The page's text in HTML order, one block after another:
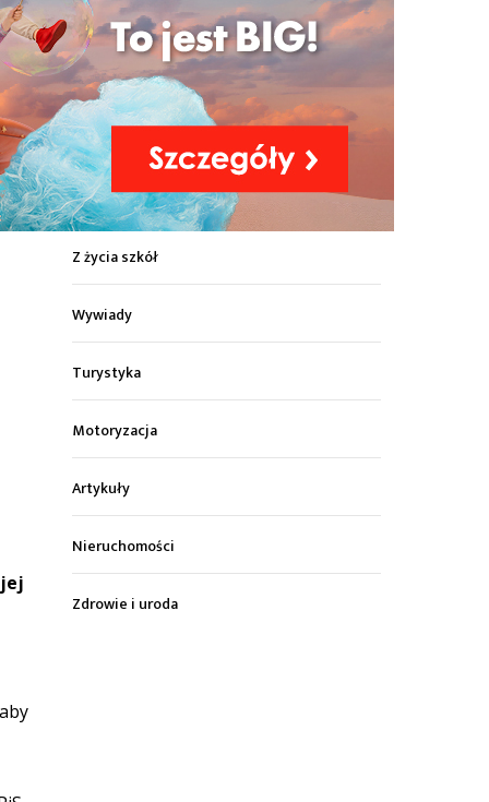
Z życia miasta
Sport
Kultura
Wiadomości z regionu
Z życia szkół
Wywiady
Turystyka
Motoryzacja
Artykuły
Nieruchomości
Zdrowie i uroda